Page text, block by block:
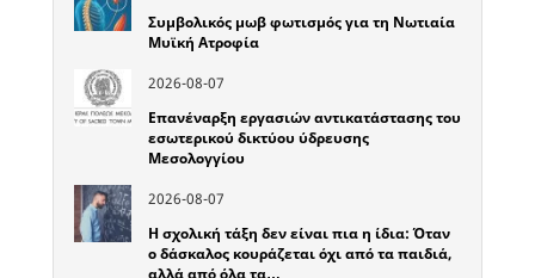
Συμβολικός μωβ φωτισμός για τη Νωτιαία
Μυϊκή Ατροφία
2026-08-07
Επανέναρξη εργασιών αντικατάστασης του
εσωτερικού δικτύου ύδρευσης
Μεσολογγίου
2026-08-07
Η σχολική τάξη δεν είναι πια η ίδια: Όταν
ο δάσκαλος κουράζεται όχι από τα παιδιά,
αλλά από όλα τα…